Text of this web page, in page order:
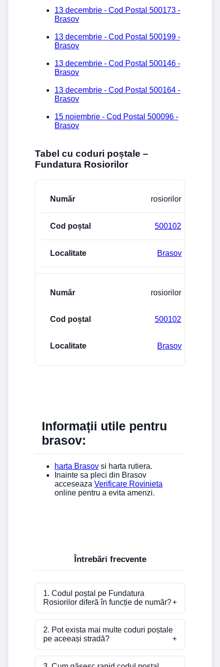
13 decembrie - Cod Poștal 500173 -
Brasov
13 decembrie - Cod Poștal 500199 -
Brasov
13 decembrie - Cod Poștal 500146 -
Brasov
13 decembrie - Cod Poștal 500164 -
Brasov
15 noiembrie - Cod Poștal 500096 -
Brasov
Tabel cu coduri poștale –
Fundatura Rosiorilor
rosiorilor
500102
Brasov
rosiorilor
500102
Brasov
Informații utile pentru
brasov:
harta Brasov si harta rutiera.
Inainte sa pleci din Brasov
acceseaza Verificare Rovinieta
online pentru a evita amenzi.
Întrebări frecvente
1. Codul poștal pe Fundatura
Rosiorilor diferă în funcție de număr?
2. Pot exista mai multe coduri poștale
pe aceeași stradă?